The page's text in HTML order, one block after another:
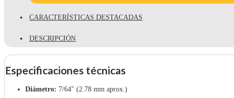
CARACTERÍSTICAS DESTACADAS
DESCRIPCIÓN
Especificaciones técnicas
Diámetro: 7/64" (2.78 mm aprox.)